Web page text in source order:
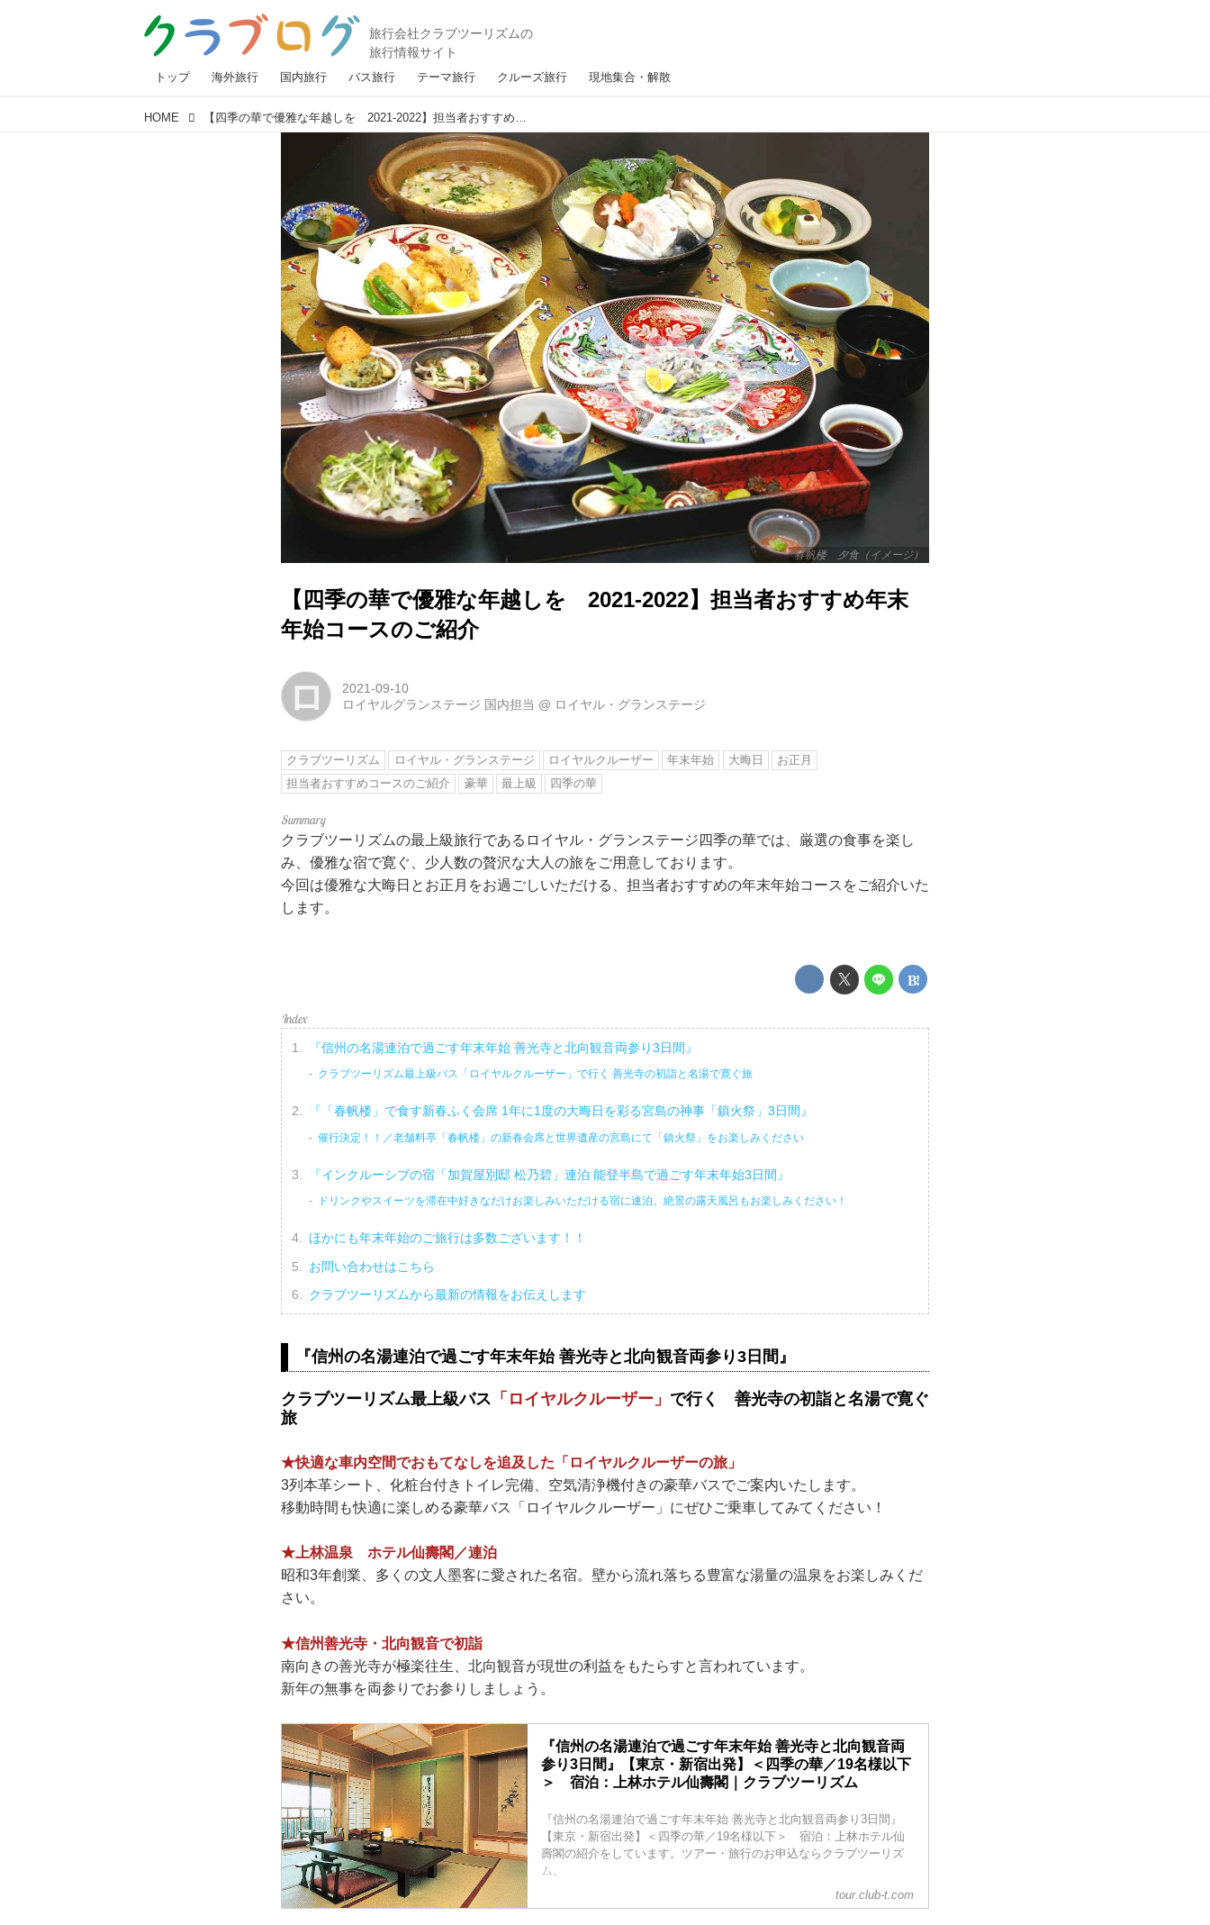
トップ 海外旅行 国内旅行 バス旅行 テーマ旅行 クルーズ旅行 現地集合・解散
HOME 【四季の華で優雅な年越しを 2021-2022】担当者おすすめ年末年始コースのご紹介
春帆楼 夕食（イメージ）
【四季の華で優雅な年越しを 2021-2022】担当者おすすめ年末
年始コースのご紹介
ロ
2021-09-10
ロイヤルグランステージ 国内担当 @ ロイヤル・グランステージ
クラブツーリズム ロイヤル・グランステージ ロイヤルクルーザー 年末年始 大晦日
お正月
担当者おすすめコースのご紹介
豪華 最上級 四季の華
クラブツーリズムの最上級旅行であるロイヤル・グランステージ四季の華では、厳選の食事を楽し
み、優雅な宿で寛ぐ、少人数の贅沢な大人の旅をご用意しております。
今回は優雅な大晦日とお正月をお過ごしいただける、担当者おすすめの年末年始コースをご紹介いた
します。
『信州の名湯連泊で過ごす年末年始 善光寺と北向観音両参り3日間』
クラブツーリズム最上級バス「ロイヤルクルーザー」で行く 善光寺の初詣と名湯で寛ぐ旅
『「春帆楼」で食す新春ふく会席 1年に1度の大晦日を彩る宮島の神事「鎮火祭」3日間』
催行決定！！／老舗料亭「春帆楼」の新春会席と世界遺産の宮島にて「鎮火祭」をお楽しみください
『インクルーシブの宿「加賀屋別邸 松乃碧」連泊 能登半島で過ごす年末年始3日間』
ドリンクやスイーツを滞在中好きなだけお楽しみいただける宿に連泊。絶景の露天風呂もお楽しみください！
ほかにも年末年始のご旅行は多数ございます！！
お問い合わせはこちら
クラブツーリズムから最新の情報をお伝えします
『信州の名湯連泊で過ごす年末年始 善光寺と北向観音両参り3日間』
クラブツーリズム最上級バス 「ロイヤルクルーザー」 で行く 善光寺の初詣と名湯で寛ぐ
旅
★快適な車内空間でおもてなしを追及した「ロイヤルクルーザーの旅」
3列本革シート、化粧台付きトイレ完備、空気清浄機付きの豪華バスでご案内いたします。
移動時間も快適に楽しめる豪華バス「ロイヤルクルーザー」にぜひご乗車してみてください！
★上林温泉 ホテル仙壽閣／連泊
昭和3年創業、多くの文人墨客に愛された名宿。壁から流れ落ちる豊富な湯量の温泉をお楽しみくだ
さい。
★信州善光寺・北向観音で初詣
南向きの善光寺が極楽往生、北向観音が現世の利益をもたらすと言われています。
新年の無事を両参りでお参りしましょう。
『信州の名湯連泊で過ごす年末年始 善光寺と北向観音両
参り3日間』【東京・新宿出発】＜四季の華／19名様以下
＞ 宿泊：上林ホテル仙壽閣｜クラブツーリズム
『信州の名湯連泊で過ごす年末年始 善光寺と北向観音両参り3日間』
【東京・新宿出発】＜四季の華／19名様以下＞ 宿泊：上林ホテル仙
壽閣の紹介をしています。ツアー・旅行のお申込ならクラブツーリズ
ム。
tour.club-t.com